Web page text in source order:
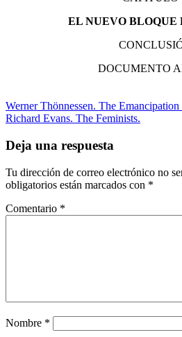
EL NUEVO BLOQUE
DOCUMENTO
Werner Thönnessen. The
Richard Evans. The Feminists.
Deja una respuesta
Tu dirección de correo electrónico no
obligatorios están marcados con *
Comentario *
Nombre *